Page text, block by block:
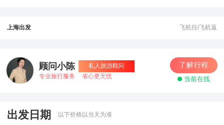
上海出发 飞机往/飞机返
顾问小陈
私人旅游顾问
专业旅行服务
省心更无忧
了解行程
当前在线
出发日期 以下价格以当天为准